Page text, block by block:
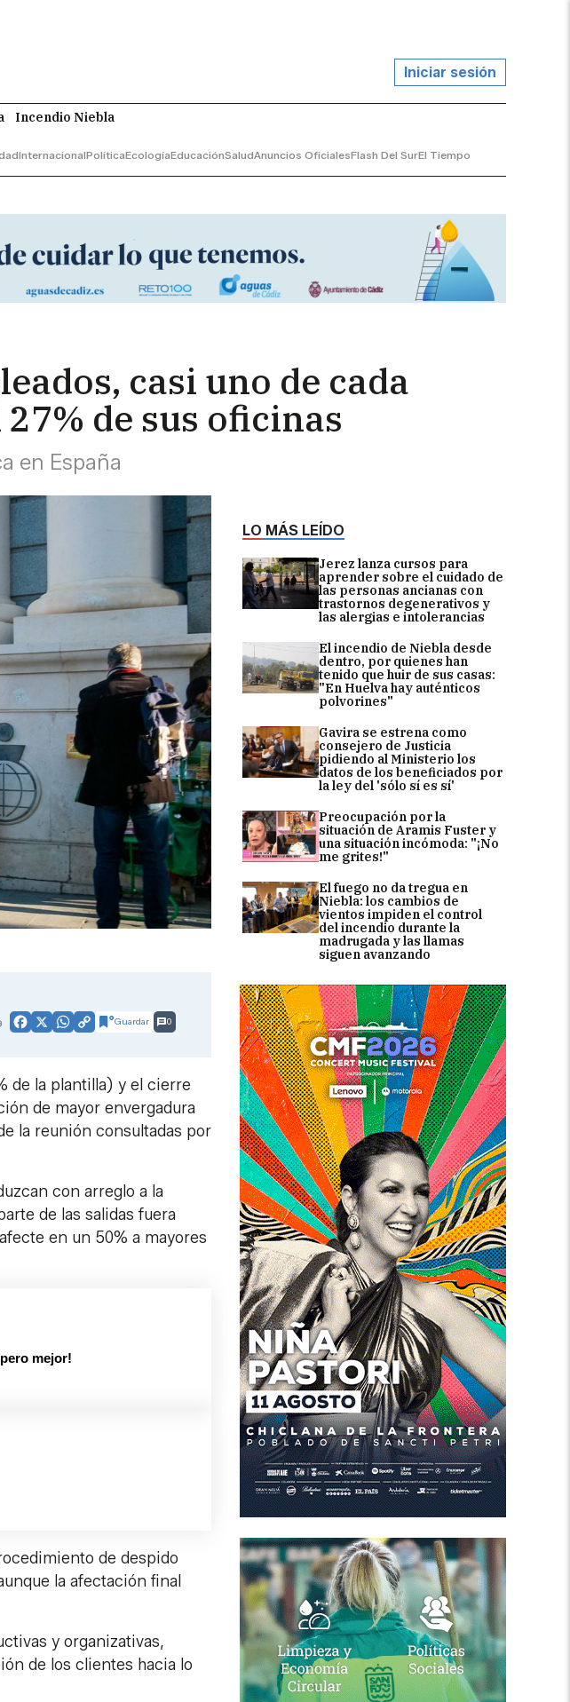
Iniciar sesión
Incendio Niebla
InternacionalPolíticaEcologíaEducaciónSaludAnuncios OficialesFlash Del SurEl Tiempo
casi uno de cada
de sus oficinas
en España
LO MÁS LEÍDO
Jerez lanza cursos para
aprender sobre el cuidado de
las personas ancianas con
trastornos degenerativos y
las alergias e intolerancias
El incendio de Niebla desde
dentro, por quienes han
tenido que huir de sus casas:
"En Huelva hay auténticos
polvorines"
Gavira se estrena como
consejero de Justicia
pidiendo al Ministerio los
datos de los beneficiados por
la ley del 'sólo sí es sí'
Preocupación por la
situación de Aramis Fuster y
una situación incómoda: "¡No
me grites!"
El fuego no da tregua en
Niebla: los cambios de
vientos impiden el control
del incendio durante la
madrugada y las llamas
siguen avanzando
Facebook
X WhatsApp
CopyGuardar 0
de la plantilla) y el cierre
de mayor envergadura
la reunión consultadas por
con arreglo a la
de las salidas fuera
en un 50% a mayores
mejor!
de despido
la afectación final
y organizativas,
de los clientes hacia lo